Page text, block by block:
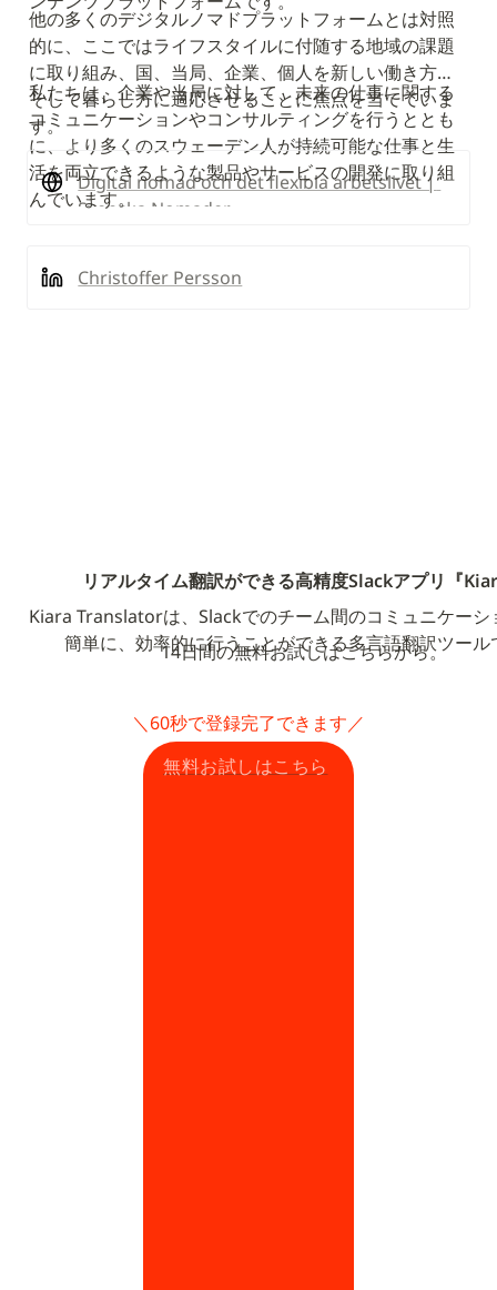
他の多くのデジタルノマドプラットフォームとは対照
的に、ここではライフスタイルに付随する地域の課題
に取り組み、国、当局、企業、個人を新しい働き方…
そして暮らし方に適応させることに焦点を当てていま
す。
私たちは、企業や当局に対して、未来の仕事に関する
コミュニケーションやコンサルティングを行うととも
に、より多くのスウェーデン人が持続可能な仕事と生
活を両立できるような製品やサービスの開発に取り組
んでいます。
Digital nomad och det flexibla arbetslivet |
Svenska Nomader
nomad och det flexibla arbetslivet. Här
Christoffer Persson
リアルタイム翻訳ができる高精度Slackアプリ『
Kiara Translatorは、Slackでのチーム間のコミュニケーシ
簡単に、効率的に行うことができる多言語翻訳ツール
14日間の無料お試しはこちらから。
＼60秒で登録完了できます／
無料お試しはこちら